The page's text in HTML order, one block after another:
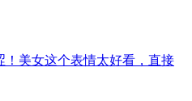
！美女这个表情太好看，直接